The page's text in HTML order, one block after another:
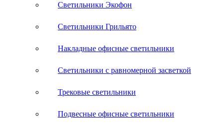
Светильники Экофон
Светильники Грильято
Накладные офисные светильники
Светильники с равномерной засветкой
Трековые светильники
Подвесные офисные светильники